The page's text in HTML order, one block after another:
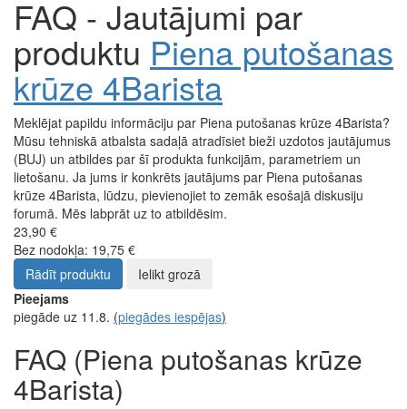
FAQ - Jautājumi par
produktu Piena putošanas
krūze 4Barista
Meklējat papildu informāciju par Piena putošanas krūze 4Barista?
Mūsu tehniskā atbalsta sadaļā atradīsiet bieži uzdotos jautājumus
(BUJ) un atbildes par šī produkta funkcijām, parametriem un
lietošanu. Ja jums ir konkrēts jautājums par Piena putošanas
krūze 4Barista, lūdzu, pievienojiet to zemāk esošajā diskusiju
forumā. Mēs labprāt uz to atbildēsim.
23,90 €
Bez nodokļa: 19,75 €
Rādīt produktu
Ielikt grozā
Pieejams
piegāde uz 11.8. (piegādes iespējas)
FAQ (Piena putošanas krūze
4Barista)